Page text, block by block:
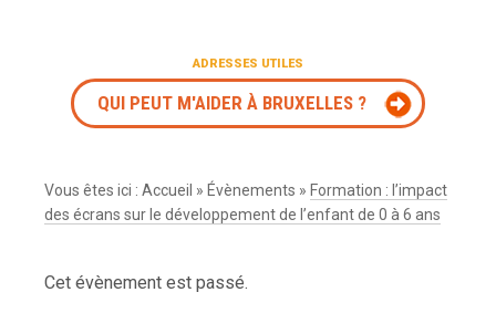
ADRESSES UTILES
QUI PEUT M'AIDER À BRUXELLES ?
Vous êtes ici :Accueil » Évènements » Formation : l’impact
des écrans sur le développement de l’enfant de 0 à 6 ans
Cet évènement est passé.